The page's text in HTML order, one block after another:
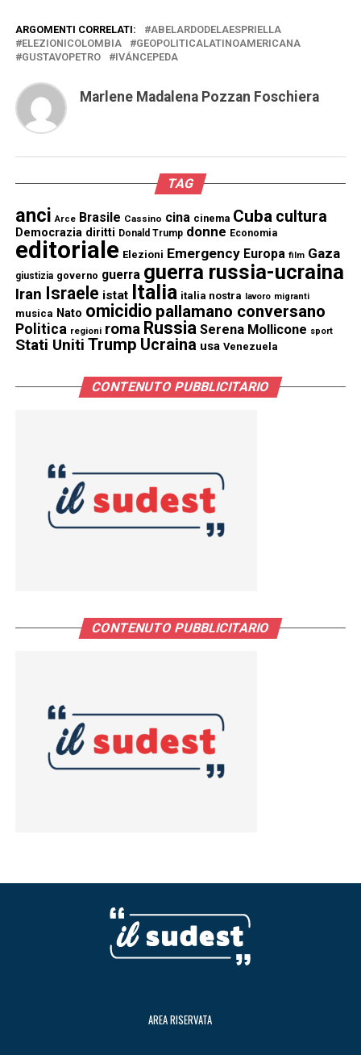
ARGOMENTI CORRELATI:
ABELARDODELAESPRIELLA
ELEZIONICOLOMBIA
GEOPOLITICALATINOAMERICANA
GUSTAVOPETRO
IVÁNCEPEDA
Marlene Madalena Pozzan Foschiera
TAG
anci Arce Brasile Cassino cina cinema Cuba cultura
Democrazia diritti Donald Trump donne Economia
editoriale Elezioni Emergency Europa film Gaza
giustizia governo guerra guerra russia-ucraina
Iran Israele istat Italia italia nostra lavoro migranti
musica Nato omicidio pallamano conversano
Politica regioni roma Russia Serena Mollicone sport
Stati Uniti Trump Ucraina usa Venezuela
CONTENUTO PUBBLICITARIO
CONTENUTO PUBBLICITARIO
AREA RISERVATA